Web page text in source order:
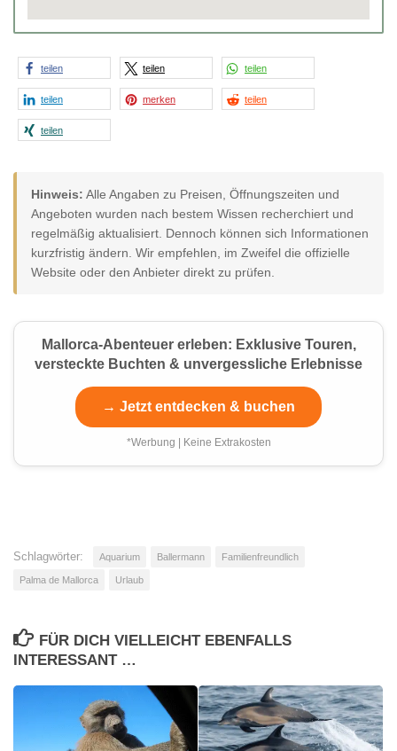
teilen teilen teilen
teilen merken teilen
teilen
Hinweis: Alle Angaben zu Preisen, Öffnungszeiten und
Angeboten wurden nach bestem Wissen recherchiert und
regelmäßig aktualisiert. Dennoch können sich Informationen
kurzfristig ändern. Wir empfehlen, im Zweifel die offizielle
Website oder den Anbieter direkt zu prüfen.
Mallorca-Abenteuer erleben: Exklusive Touren,
versteckte Buchten & unvergessliche Erlebnisse
→ Jetzt entdecken & buchen
*Werbung | Keine Extrakosten
Schlagwörter: Aquarium Ballermann Familienfreundlich
Palma de Mallorca Urlaub
FÜR DICH VIELLEICHT EBENFALLS
INTERESSANT …